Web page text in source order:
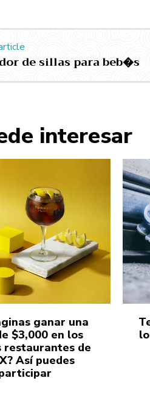
de sillas para beb�s
interesar
ganar una
$3,000 en los
restaurantes de
Así puedes